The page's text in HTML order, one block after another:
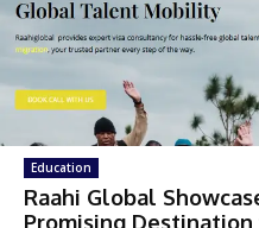
Education
Raahi Global
Promising